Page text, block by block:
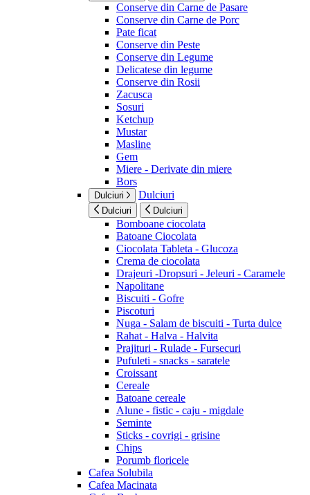
Conserve din Carne de Pasare
Conserve din Carne de Porc
Pate ficat
Conserve din Peste
Conserve din Legume
Delicatese din legume
Conserve din Rosii
Zacusca
Sosuri
Ketchup
Mustar
Masline
Gem
Miere - Derivate din miere
Bors
Dulciuri Dulciuri
Dulciuri Dulciuri
Bomboane ciocolata
Batoane Ciocolata
Ciocolata Tableta - Glucoza
Crema de ciocolata
Drajeuri -Dropsuri - Jeleuri - Caramele
Napolitane
Biscuiti - Gofre
Piscoturi
Nuga - Salam de biscuiti - Turta dulce
Rahat - Halva - Halvita
Prajituri - Rulade - Fursecuri
Pufuleti - snacks - saratele
Croissant
Cereale
Batoane cereale
Alune - fistic - caju - migdale
Seminte
Sticks - covrigi - grisine
Chips
Porumb floricele
Cafea Solubila
Cafea Macinata